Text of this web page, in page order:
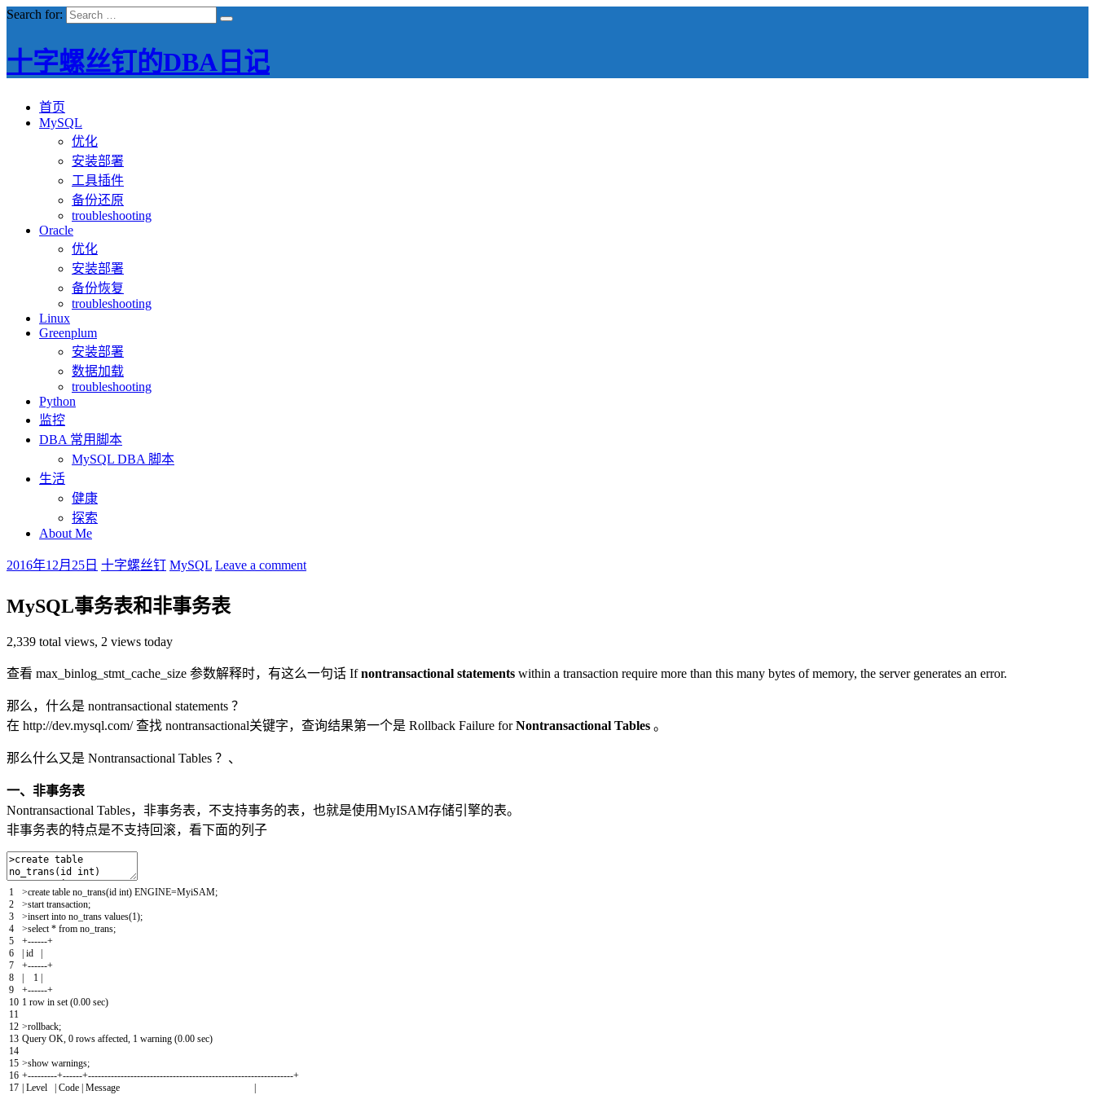
Search for:
十字螺丝钉的DBA日记
首页
MySQL
优化
安装部署
工具插件
备份还原
troubleshooting
Oracle
优化
安装部署
备份恢复
troubleshooting
Linux
Greenplum
安装部署
数据加载
troubleshooting
Python
监控
DBA 常用脚本
MySQL DBA 脚本
生活
健康
探索
About Me
2016年12月25日 十字螺丝钉 MySQL Leave a comment
MySQL事务表和非事务表
2,339 total views, 2 views today
查看 max_binlog_stmt_cache_size 参数解释时，有这么一句话 Ifnontransactional statements within a transaction require more than this many bytes of memory, the server generates an error.
那么，什么是 nontransactional statements ？
在 http://dev.mysql.com/ 查找 nontransactional关键字，查询结果第一个是 Rollback Failure forNontransactional Tables 。
那么什么又是 Nontransactional Tables ？、
一、非事务表
Nontransactional Tables，非事务表，不支持事务的表，也就是使用MyISAM存储引擎的表。
非事务表的特点是不支持回滚，看下面的列子
1
2
3
4
5
6
7
8
9
10
11
12
13
14
15
16
17
>create table no_trans(id int) ENGINE=MyiSAM;
>start transaction;
>insert into no_trans values(1);
>select * from no_trans;
+------+
| id
|
+------+
|
1 |
+------+
1 row in set (0.00 sec)
>rollback;
Query OK 0 rows affected 1 warning (0.00 sec)
>show warnings;
+---------+------+---------------------------------------------------------------+
| Level | Code | Message
|